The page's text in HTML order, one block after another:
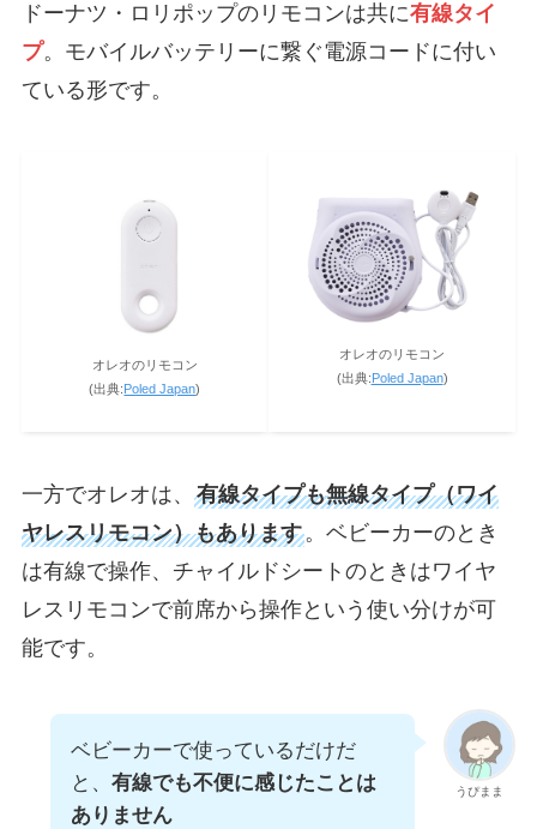
ドーナツ・ロリポップのリモコンは共に有線タイ
プ。モバイルバッテリーに繋ぐ電源コードに付い
ている形です。
オレオのリモコン
(出典:Poled Japan)
オレオのリモコン
(出典: Poled Japan)
一方でオレオは、 有線タイプも無線タイプ（ワイ
ヤレスリモコン）もあります。ベビーカーのとき
は有線で操作、チャイルドシートのときはワイヤ
レスリモコンで前席から操作という使い分けが可
能です。
うぴまま
ベビーカーで使っているだけだ
と、 有線でも不便に感じたことは
ありません